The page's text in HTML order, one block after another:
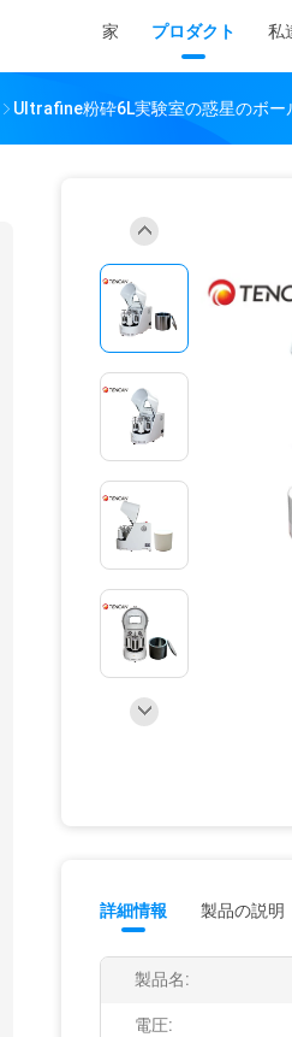
家 プロダクト 私
Ultrafine粉砕6L実験室の惑星のボー
詳細情報 製品の説明
製品名:
電圧: